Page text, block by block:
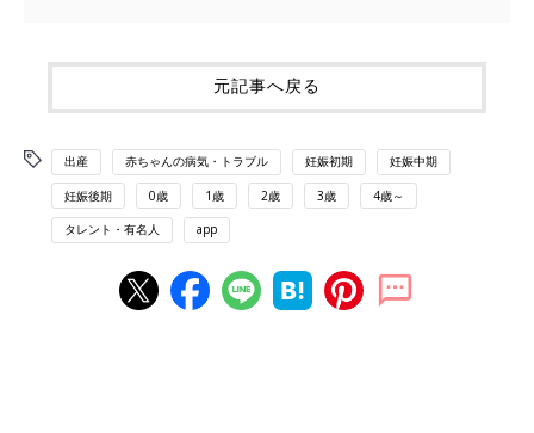
元記事へ戻る
出産 赤ちゃんの病気・トラブル 妊娠初期 妊娠中期
妊娠後期 0歳 1歳 2歳 3歳 4歳～
タレント・有名人 app